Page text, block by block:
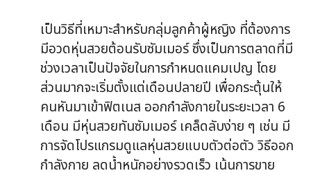
เป็นวิธีที่เหมาะสำหรับกลุ่มลูกค้าผู้หญิง ที่ต้องการ
มีอวดหุ่นสวยต้อนรับซัมเมอร์ ซึ่งเป็นการตลาดที่มี
ช่วงเวลาเป็นปัจจัยในการกำหนดแคมเปญ โดย
ส่วนมากจะเริ่มตั้งแต่เดือนปลายปี เพื่อกระตุ้นให้
คนหันมาเข้าฟิตเนส ออกกำลังกายในระยะเวลา 6
เดือน มีหุ่นสวยทันซัมเมอร์ เคล็ดลับง่าย ๆ เช่น มี
การจัดโปรแกรมดูแลหุ่นสวยแบบตัวต่อตัว วิธีออก
กำลังกาย ลดน้ำหนักอย่างรวดเร็ว เน้นการขาย